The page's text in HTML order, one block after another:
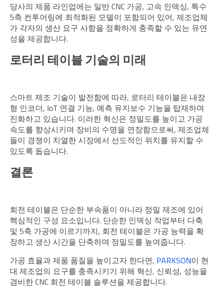
당사의 제품 라인업에는 일반 CNC 가공, 고속 인덱싱, 특수
5축 컨투어링에 최적화된 모델이 포함되어 있어, 제조업체
가 각자의 생산 요구 사항을 정확하게 충족할 수 있는 유연
성을 제공합니다.
로터리 테이블 기술의 미래
스마트 제조 기술이 발전함에 따라, 로터리 테이블은 내장
형 인코더, IoT 연결 기능, 예측 유지보수 기능을 탑재하며
진화하고 있습니다. 이러한 혁신은 정밀도를 높이고 가공
속도를 향상시키며 장비의 수명을 연장함으로써, 제조업체
들이 경쟁이 치열한 시장에서 선도적인 위치를 유지할 수
있도록 돕습니다.
결론
회전 테이블은 단순한 부속품이 아니라 정밀 제조에 있어
핵심적인 구성 요소입니다. 단순한 인덱싱 작업부터 다축
및 5축 가공에 이르기까지, 회전 테이블은 가공 능력을 확
장하고 생산 시간을 단축하며 정밀도를 높여줍니다.
가공 효율과 제품 품질을 높이고자 한다면, PARKSON이 현
대 제조업의 요구를 충족시키기 위해 혁신, 신뢰성, 성능을
겸비한 CNC 회전 테이블 솔루션을 제공합니다.